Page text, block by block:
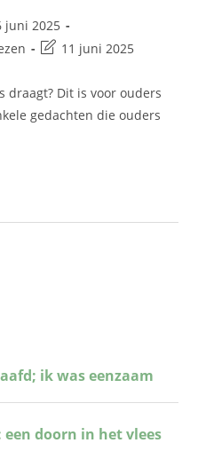
juni 2025
11 juni 2025
draagt? Dit is voor ouders
gedachten die ouders